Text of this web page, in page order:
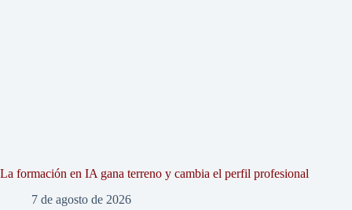
La formación en IA gana terreno y cambia el perfil profesional
7 de agosto de 2026